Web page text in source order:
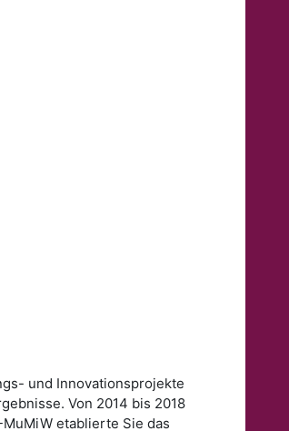
und Innovationsprojekte
Von 2014 bis 2018
etablierte Sie das